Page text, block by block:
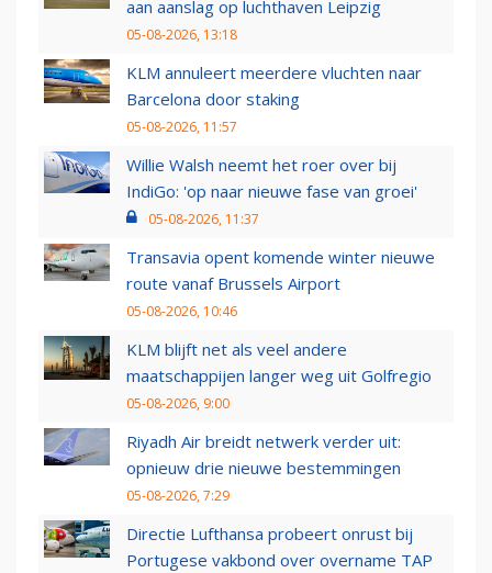
aan aanslag op luchthaven Leipzig
05-08-2026, 13:18
KLM annuleert meerdere vluchten naar
Barcelona door staking
05-08-2026, 11:57
Willie Walsh neemt het roer over bij
IndiGo: 'op naar nieuwe fase van groei'
05-08-2026, 11:37
Transavia opent komende winter nieuwe
route vanaf Brussels Airport
05-08-2026, 10:46
KLM blijft net als veel andere
maatschappijen langer weg uit Golfregio
05-08-2026, 9:00
Riyadh Air breidt netwerk verder uit:
opnieuw drie nieuwe bestemmingen
05-08-2026, 7:29
Directie Lufthansa probeert onrust bij
Portugese vakbond over overname TAP